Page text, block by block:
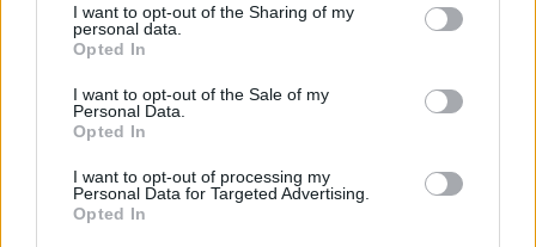
I want to opt-out of the Sharing of my
personal data.
Opted In
I want to opt-out of the Sale of my
Personal Data.
Opted In
I want to opt-out of processing my
Personal Data for Targeted Advertising.
Opted In
Vorheriger Artikel
Death Stranding 2: Hideo
Kojima bestätigt, dass das
Veröffentlichungsdatum
Nächster Artikel
warten gespannt auf Updates
im November